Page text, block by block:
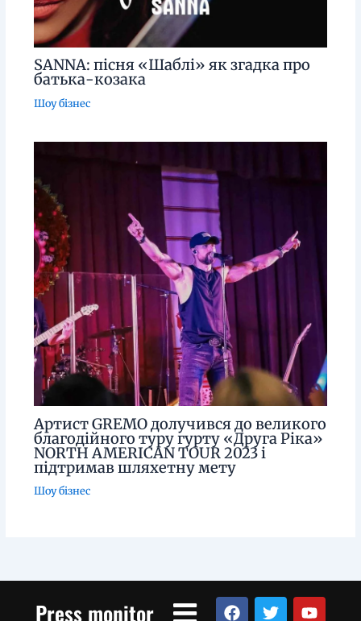
SANNA: пісня «Шаблі» як згадка про
батька-козака
Шоу бізнес
Артист GREMO долучився до великого
благодійного туру гурту «Друга Ріка»
NORTH AMERICAN TOUR 2023 і
підтримав шляхетну мету
Шоу бізнес
Press monitor Menu
F
T
Y